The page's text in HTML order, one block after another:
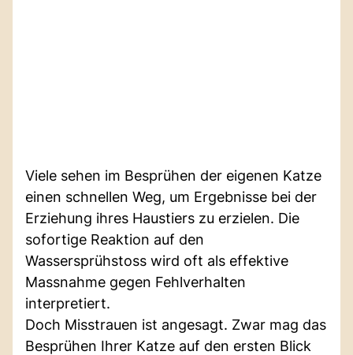
Viele sehen im Besprühen der eigenen Katze
einen schnellen Weg, um Ergebnisse bei der
Erziehung ihres Haustiers zu erzielen. Die
sofortige Reaktion auf den
Wassersprühstoss wird oft als effektive
Massnahme gegen Fehlverhalten
interpretiert.
Doch Misstrauen ist angesagt. Zwar mag das
Besprühen Ihrer Katze auf den ersten Blick